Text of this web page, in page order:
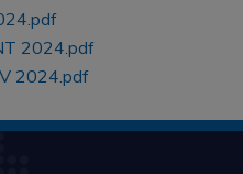
2024.pdf
2024.pdf